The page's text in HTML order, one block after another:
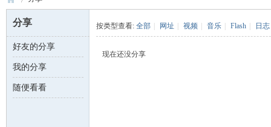
数 ›
分享
好友的分享
我的分享
随便看看
按类型查看: 全部 网址 视频 音乐 Flash 日志
现在还没分享